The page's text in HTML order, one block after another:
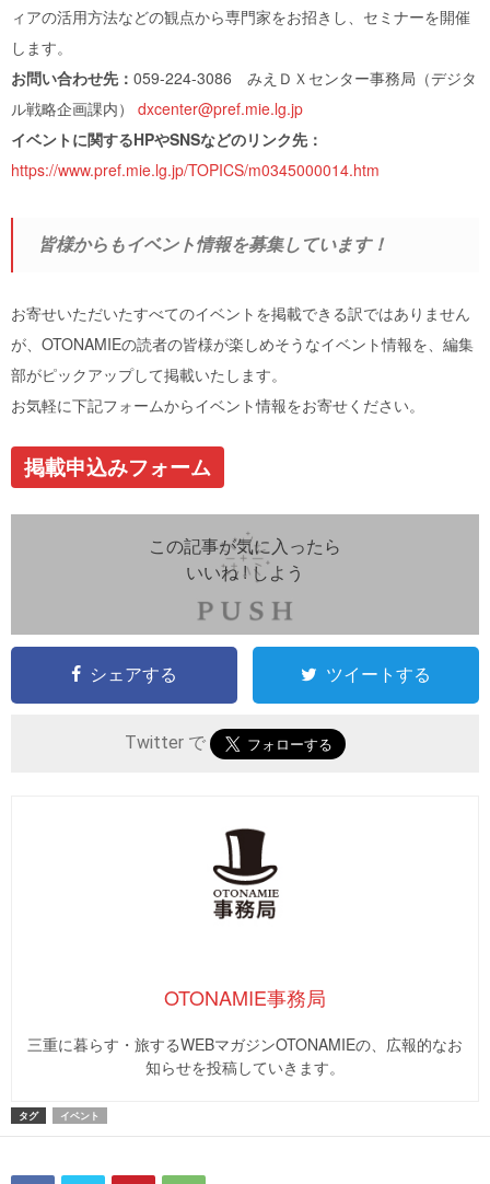
ィアの活用方法などの観点から専門家をお招きし、セミナーを開催
します。
お問い合わせ先： 059-224-3086 みえＤＸセンター事務局（デジタ
ル戦略企画課内） dxcenter@pref.mie.lg.jp
イベントに関するHPやSNSなどのリンク先：
https://www.pref.mie.lg.jp/TOPICS/m0345000014.htm
皆様からもイベント情報を募集しています！
お寄せいただいたすべてのイベントを掲載できる訳ではありません
が、OTONAMIEの読者の皆様が楽しめそうなイベント情報を、編集
部がピックアップして掲載いたします。
お気軽に下記フォームからイベント情報をお寄せください。
掲載申込みフォーム
この記事が気に入ったら
いいね ! しよう
シェアする ツイートする
Twitter で
OTONAMIE事務局
三重に暮らす・旅するWEBマガジンOTONAMIEの、広報的なお
知らせを投稿していきます。
タグ イベント